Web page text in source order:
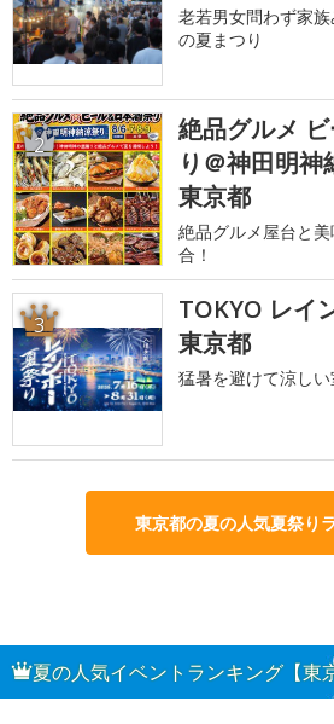
老若男女問わず家
の夏まつり
2
絶品グルメ
り＠神田明神
東京都
絶品グルメ屋台と
合！
3
TOKYO レイ
東京都
猛暑を避けて涼し
東京都の夏の人気夏祭り
夏の人気イベントランキング【東